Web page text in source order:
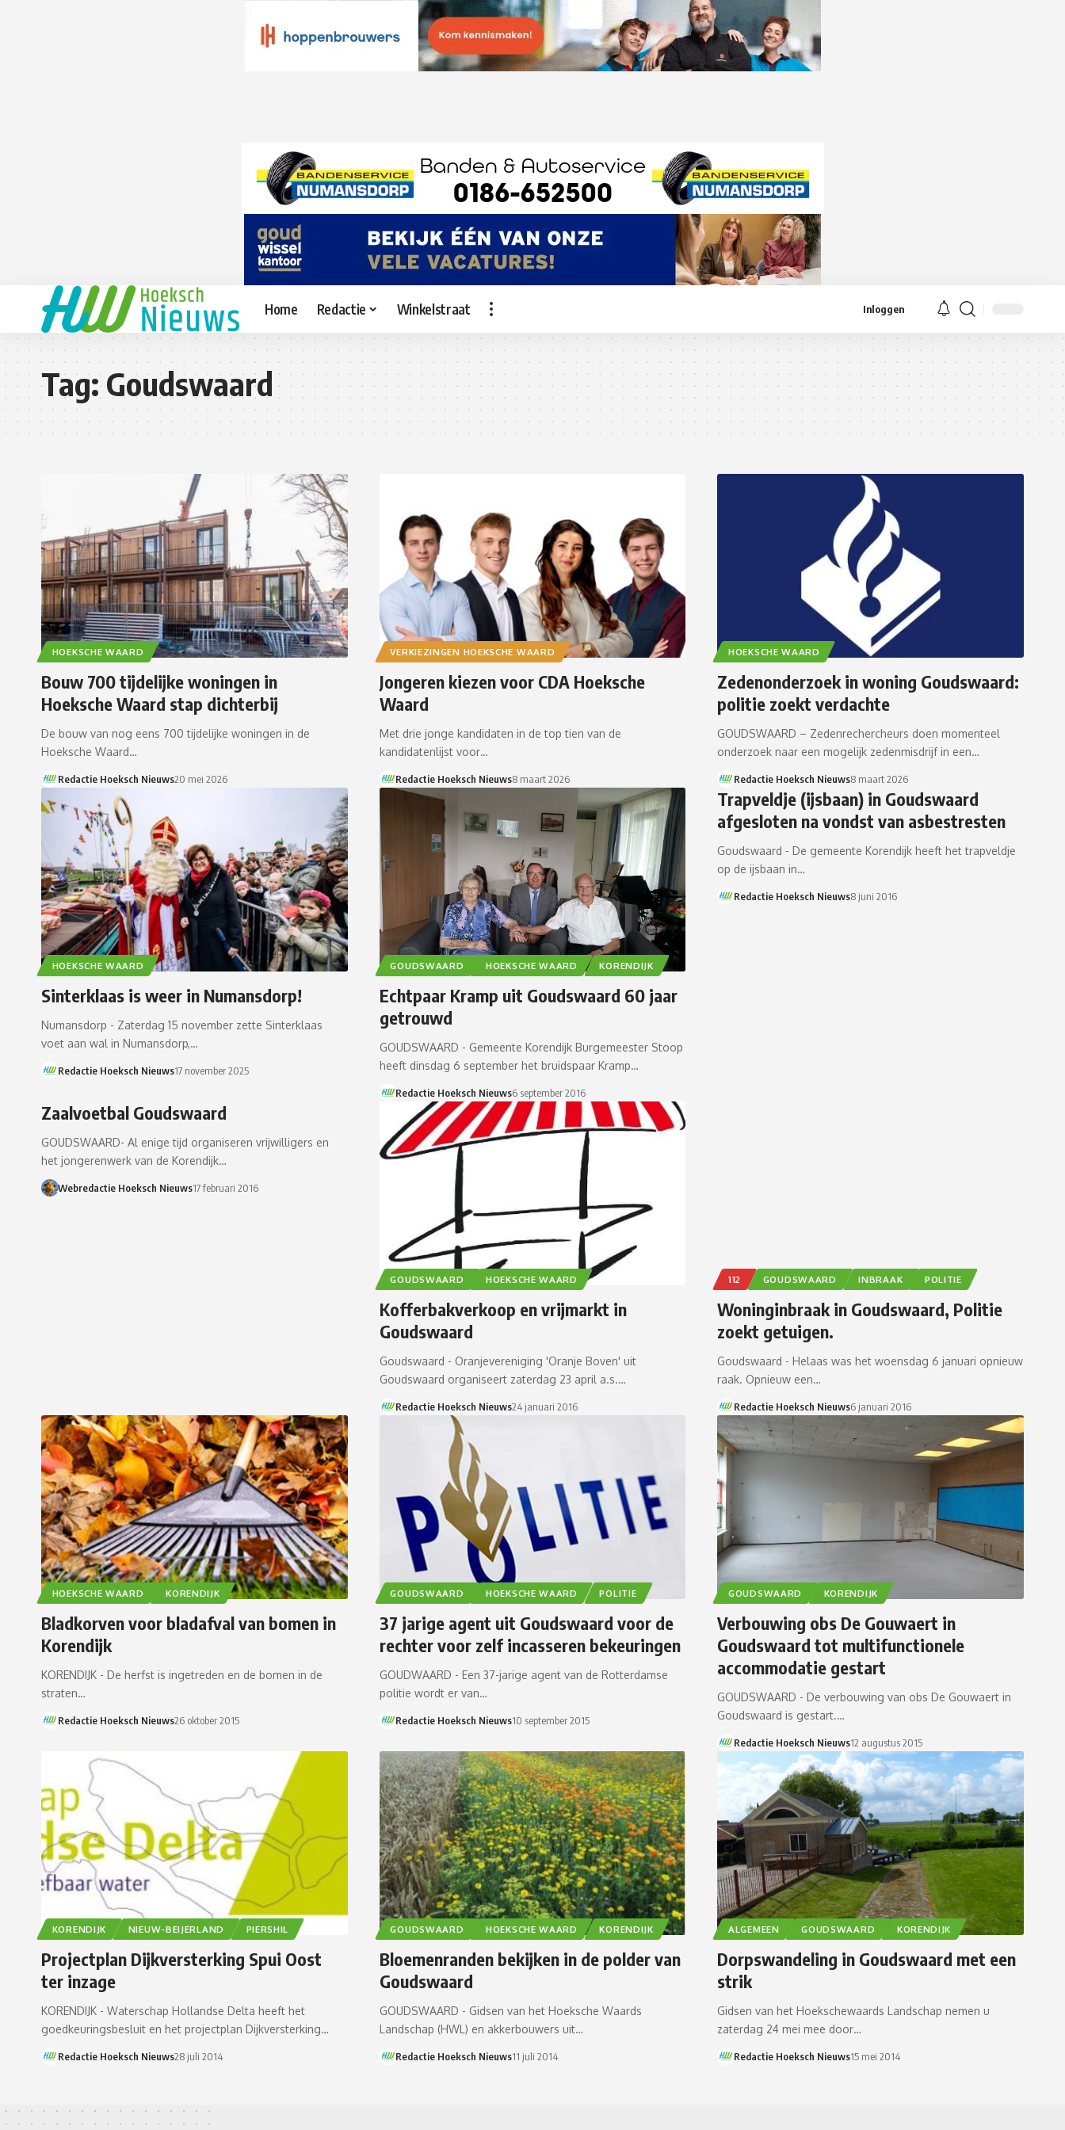
Home Redactie Winkelstraat Inloggen
Tag:Goudswaard
HOEKSCHE WAARD
Bouw 700 tijdelijke woningen in
Hoeksche Waard stap dichterbij
De bouw van nog eens 700 tijdelijke woningen in de
Hoeksche Waard…
Redactie Hoeksch Nieuws20 mei 2026
VERKIEZINGEN HOEKSCHE WAARD
Jongeren kiezen voor CDA Hoeksche
Waard
Met drie jonge kandidaten in de top tien van de
kandidatenlijst voor…
Redactie Hoeksch Nieuws8 maart 2026
HOEKSCHE WAARD
Zedenonderzoek in woning Goudswaard:
politie zoekt verdachte
GOUDSWAARD – Zedenrechercheurs doen momenteel
onderzoek naar een mogelijk zedenmisdrijf in een…
Redactie Hoeksch Nieuws8 maart 2026
HOEKSCHE WAARD
Sinterklaas is weer in Numansdorp!
Numansdorp - Zaterdag 15 november zette Sinterklaas
voet aan wal in Numansdorp,…
Redactie Hoeksch Nieuws17 november 2025
GOUDSWAARD HOEKSCHE WAARD KORENDIJK
Echtpaar Kramp uit Goudswaard 60 jaar
getrouwd
GOUDSWAARD - Gemeente Korendijk Burgemeester Stoop
heeft dinsdag 6 september het bruidspaar Kramp…
Redactie Hoeksch Nieuws6 september 2016
Trapveldje (ijsbaan) in Goudswaard
afgesloten na vondst van asbestresten
Goudswaard - De gemeente Korendijk heeft het trapveldje
op de ijsbaan in…
Redactie Hoeksch Nieuws8 juni 2016
Zaalvoetbal Goudswaard
GOUDSWAARD- Al enige tijd organiseren vrijwilligers en
het jongerenwerk van de Korendijk…
Webredactie Hoeksch Nieuws17 februari 2016
GOUDSWAARD HOEKSCHE WAARD
Kofferbakverkoop en vrijmarkt in
Goudswaard
Goudswaard - Oranjevereniging 'Oranje Boven' uit
Goudswaard organiseert zaterdag 23 april a.s.…
Redactie Hoeksch Nieuws24 januari 2016
112 GOUDSWAARD INBRAAK POLITIE
Woninginbraak in Goudswaard, Politie
zoekt getuigen.
Goudswaard - Helaas was het woensdag 6 januari opnieuw
raak. Opnieuw een…
Redactie Hoeksch Nieuws6 januari 2016
HOEKSCHE WAARD KORENDIJK
Bladkorven voor bladafval van bomen in
Korendijk
KORENDIJK - De herfst is ingetreden en de bomen in de
straten…
Redactie Hoeksch Nieuws26 oktober 2015
GOUDSWAARD HOEKSCHE WAARD POLITIE
37 jarige agent uit Goudswaard voor de
rechter voor zelf incasseren bekeuringen
GOUDWAARD - Een 37-jarige agent van de Rotterdamse
politie wordt er van…
Redactie Hoeksch Nieuws10 september 2015
GOUDSWAARD KORENDIJK
Verbouwing obs De Gouwaert in
Goudswaard tot multifunctionele
accommodatie gestart
GOUDSWAARD - De verbouwing van obs De Gouwaert in
Goudswaard is gestart.…
Redactie Hoeksch Nieuws12 augustus 2015
KORENDIJK NIEUW-BEIJERLAND PIERSHIL
Projectplan Dijkversterking Spui Oost
ter inzage
KORENDIJK - Waterschap Hollandse Delta heeft het
goedkeuringsbesluit en het projectplan Dijkversterking…
Redactie Hoeksch Nieuws28 juli 2014
GOUDSWAARD HOEKSCHE WAARD KORENDIJK
Bloemenranden bekijken in de polder van
Goudswaard
GOUDSWAARD - Gidsen van het Hoeksche Waards
Landschap (HWL) en akkerbouwers uit…
Redactie Hoeksch Nieuws11 juli 2014
ALGEMEEN GOUDSWAARD KORENDIJK
Dorpswandeling in Goudswaard met een
strik
Gidsen van het Hoekschewaards Landschap nemen u
zaterdag 24 mei mee door…
Redactie Hoeksch Nieuws15 mei 2014